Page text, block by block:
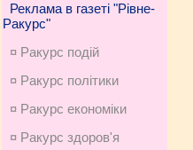
Реклама в газеті "Рівне-
Ракурс"
¤ Ракурс подій
¤ Ракурс політики
¤ Ракурс економiки
¤ Ракурс здоров'я